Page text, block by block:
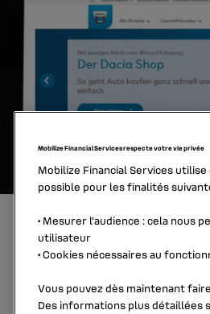
Mobilize Financial Services respecte votre vie privée
Mobilize Financial Services
possible pour les finalités
• Mesurer l'audience : cela nous
utilisateur
•Cookies nécessaires au
Vous pouvez dès maintenant
Des informations plus détaillées